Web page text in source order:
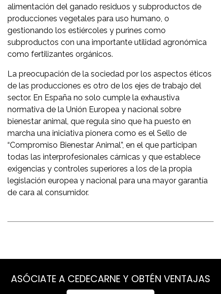
alimentación del ganado residuos y subproductos de
producciones vegetales para uso humano, o
gestionando los estiércoles y purines como
subproductos con una importante utilidad agronómica
como fertilizantes orgánicos.
La preocupación de la sociedad por los aspectos éticos
de las producciones es otro de los ejes de trabajo del
sector. En España no solo cumple la exhaustiva
normativa de la Unión Europea y nacional sobre
bienestar animal, que regula sino que ha puesto en
marcha una iniciativa pionera como es el Sello de
“Compromiso Bienestar Animal”, en el que participan
todas las interprofesionales cárnicas y que establece
exigencias y controles superiores a los de la propia
legislación europea y nacional para una mayor garantía
de cara al consumidor.
ASÓCIATE A CEDECARNE Y OBTÉN VENTAJAS